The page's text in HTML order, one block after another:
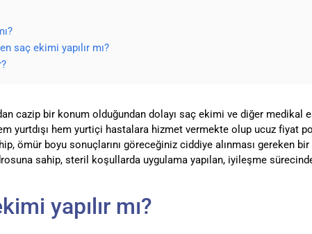
saç ekimi yapılır mı?
cazip bir konum olduğundan dolayı saç ekimi ve diğer
yurtdışı hem yurtiçi hastalara hizmet vermekte olup ucuz
ömür boyu sonuçlarını göreceğiniz ciddiye alınması gereken
sahip, steril koşullarda uygulama yapılan, iyileşme
yapılır mı?